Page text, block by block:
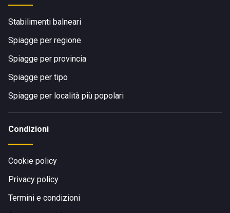
Stabilimenti balneari
Spiagge per regione
Spiagge per provincia
Spiagge per tipo
Spiagge per località più popolari
Condizioni
Cookie policy
Privacy policy
Termini e condizioni